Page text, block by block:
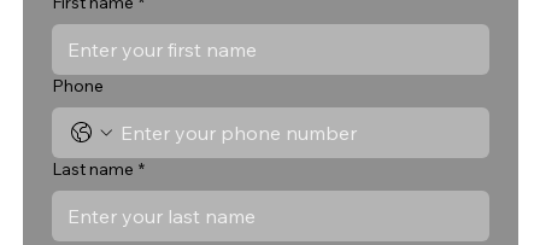
Phone
Last name *